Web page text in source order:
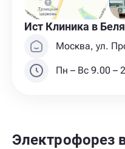
Ист Клиника в
Москва, ул.
Пн – Вс 9.00 –
Электрофорез